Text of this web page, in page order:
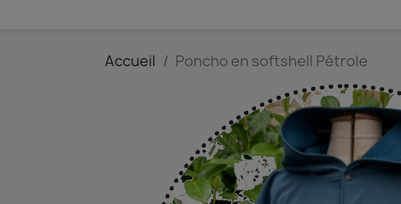
Accueil Poncho en softshell Pétrole